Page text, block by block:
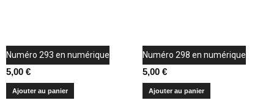
Numéro 293 en numérique
5,00 €
Ajouter au panier
Numéro 298 en numérique
5,00 €
Ajouter au panier